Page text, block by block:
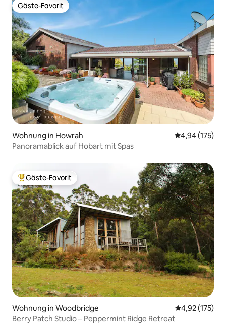
Gäste-Favorit
Gäste-Favorit
Wohnung in Howrah
4,94 (175)
Panoramablick auf Hobart mit Spas
Beliebter Gäste-Favorit.
Gäste-Favorit
Wohnung in Woodbridge
4,92 (175)
Berry Patch Studio – Peppermint Ridge Retreat